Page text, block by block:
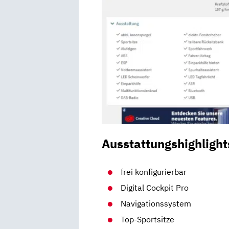
frei konfigurierbar
Digital Cockpit Pro
Navigationssystem
Top-Sportsitze